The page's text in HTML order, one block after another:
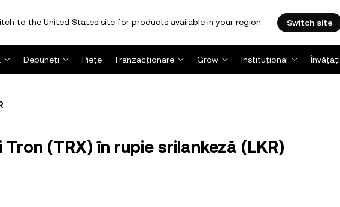
to the United States site for products available in your region. Switch site
Depuneți Piețe Tranzacționare Grow Instituțional Învățați
(TRX) în rupie srilankeză (LKR)